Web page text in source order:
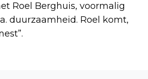
Roel Berghuis, voormalig
duurzaamheid. Roel komt,